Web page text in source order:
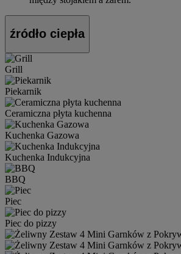
źródło ciepła
Grill
Piekarnik
Ceramiczna płyta kuchenna
Kuchenka Gazowa
Kuchenka Indukcyjna
BBQ
Piec
Piec do pizzy